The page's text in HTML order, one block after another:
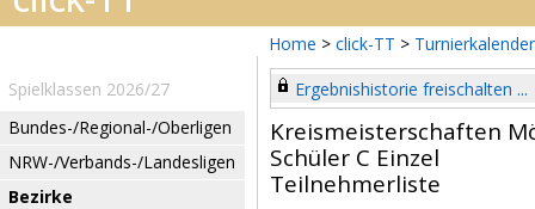
Home > click-TT > Turnierkalender
Spielklassen 2026/27
Bundes-/Regional-/Oberligen
NRW-/Verbands-/Landesligen
Bezirke
Ergebnishistorie freischalten ...
Kreismeisterschaften
Schüler C Einzel
Teilnehmerliste